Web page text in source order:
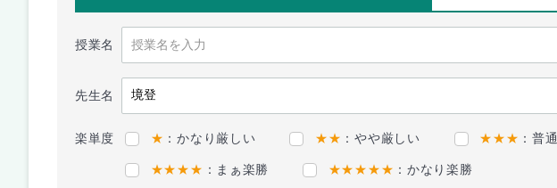
授業名
先生名
楽単度 ★ ：かなり厳しい ★★ ：やや厳しい ★★★ ：普通
★★★★ ：まぁ楽勝 ★★★★★ ：かなり楽勝